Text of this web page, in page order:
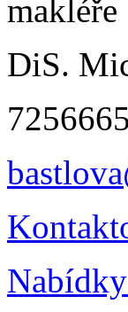
DiS.